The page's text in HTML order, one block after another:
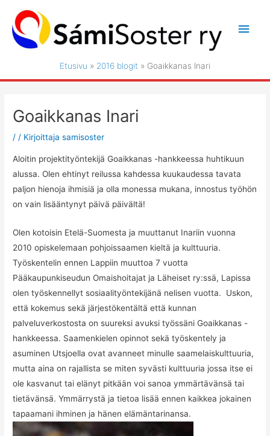
sisältöön
Etusivu 2016 blogit Goaikkanas Inari
Goaikkanas Inari
// Kirjoittajasamisoster
Aloitin projektityöntekijä Goaikkanas -hankkeessa huhtikuun
alussa. Olen ehtinyt reilussa kahdessa kuukaudessa tavata
paljon hienoja ihmisiä ja olla monessa mukana, innostus työhön
on vain lisääntynyt päivä päivältä!
Olen kotoisin Etelä-Suomesta ja muuttanut Inariin vuonna
2010 opiskelemaan pohjoissaamen kieltä ja kulttuuria.
Työskentelin ennen Lappiin muuttoa 7 vuotta
Pääkaupunkiseudun Omaishoitajat ja Läheiset ry:ssä, Lapissa
olen työskennellyt sosiaalityöntekijänä nelisen vuotta. Uskon,
että kokemus sekä järjestökentältä että kunnan
palveluverkostosta on suureksi avuksi työssäni Goaikkanas -
hankkeessa. Saamenkielen opinnot sekä työskentely ja
asuminen Utsjoella ovat avanneet minulle saamelaiskulttuuria,
mutta aina on rajallista se miten syvästi kulttuuria jossa itse ei
ole kasvanut tai elänyt pitkään voi sanoa ymmärtävänsä tai
tietävänsä. Ymmärrystä ja tietoa lisää ennen kaikkea jokainen
tapaamani ihminen ja hänen elämäntarinansa.